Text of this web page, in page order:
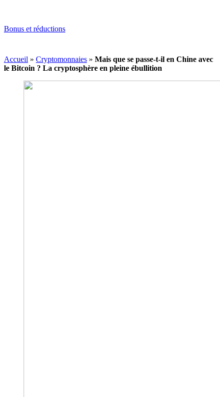
Bonus et réductions
Accueil » Cryptomonnaies » Mais que se passe-t-il en Chine avec
le Bitcoin ? La cryptosphère en pleine ébullition